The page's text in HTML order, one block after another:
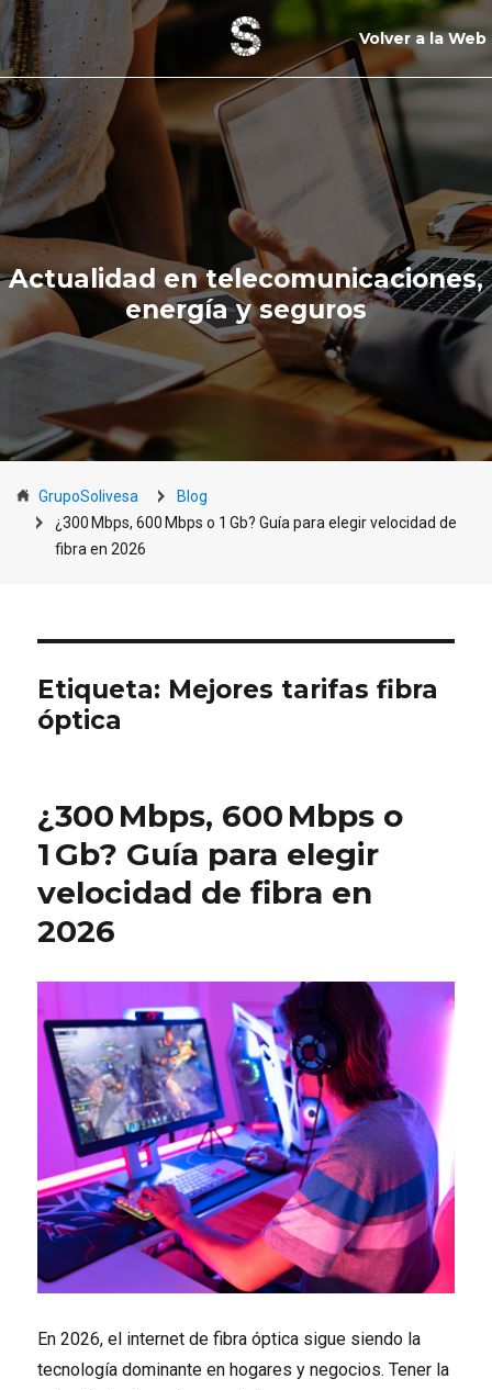
Volver a la Web
Actualidad en telecomunicaciones,
energía y seguros
GrupoSolivesa
Blog
¿300 Mbps, 600 Mbps o 1 Gb? Guía para elegir velocidad de
fibra en 2026
Etiqueta: Mejores tarifas fibra
óptica
¿300 Mbps, 600 Mbps o
1 Gb? Guía para elegir
velocidad de fibra en
2026
En 2026, el internet de fibra óptica sigue siendo la
tecnología dominante en hogares y negocios. Tener la